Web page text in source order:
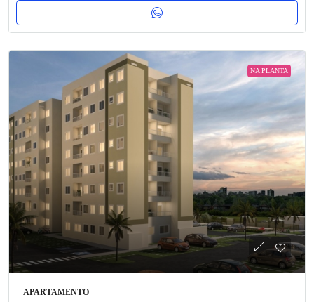
NA PLANTA
APARTAMENTO